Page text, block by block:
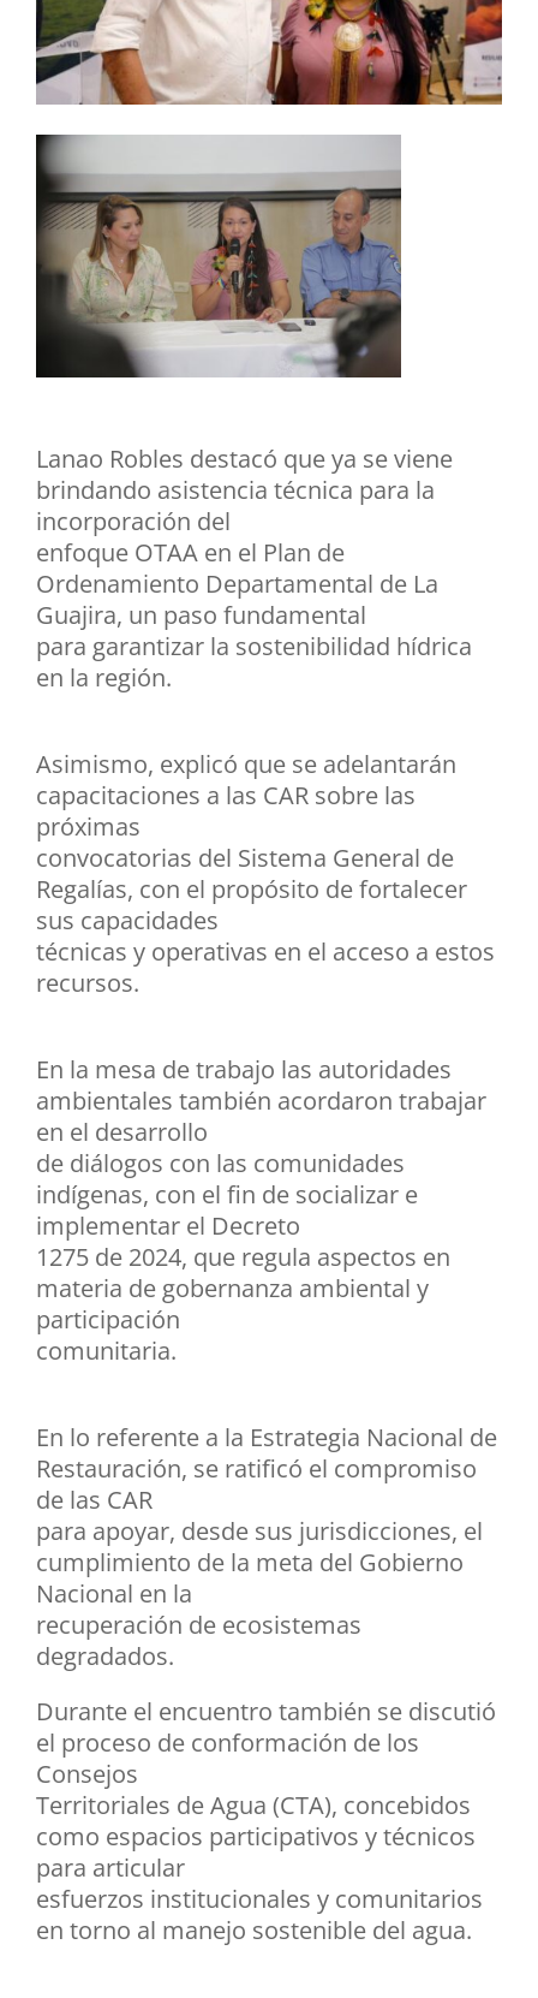
Lanao Robles destacó que ya se viene
brindando asistencia técnica para la
incorporación del
enfoque OTAA en el Plan de
Ordenamiento Departamental de La
Guajira, un paso fundamental
para garantizar la sostenibilidad hídrica
en la región.
Asimismo, explicó que se adelantarán
capacitaciones a las CAR sobre las
próximas
convocatorias del Sistema General de
Regalías, con el propósito de fortalecer
sus capacidades
técnicas y operativas en el acceso a estos
recursos.
En la mesa de trabajo las autoridades
ambientales también acordaron trabajar
en el desarrollo
de diálogos con las comunidades
indígenas, con el fin de socializar e
implementar el Decreto
1275 de 2024, que regula aspectos en
materia de gobernanza ambiental y
participación
comunitaria.
En lo referente a la Estrategia Nacional de
Restauración, se ratificó el compromiso
de las CAR
para apoyar, desde sus jurisdicciones, el
cumplimiento de la meta del Gobierno
Nacional en la
recuperación de ecosistemas
degradados.
Durante el encuentro también se discutió
el proceso de conformación de los
Consejos
Territoriales de Agua (CTA), concebidos
como espacios participativos y técnicos
para articular
esfuerzos institucionales y comunitarios
en torno al manejo sostenible del agua.